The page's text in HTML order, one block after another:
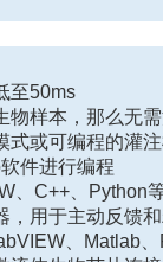
至50ms
物样本，那么无
或可编程的灌
件进行编程
、C++、Python
，用于主动反馈
、Matlab